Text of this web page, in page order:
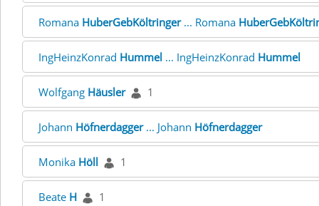
Romana HuberGebKöltringer... Romana
IngHeinzKonrad Hummel ... IngHeinzKonrad Hummel
Wolfgang Häusler 1
Johann Höfnerdagger... Johann Höfnerdagger
Monika Höll 1
Beate H 1